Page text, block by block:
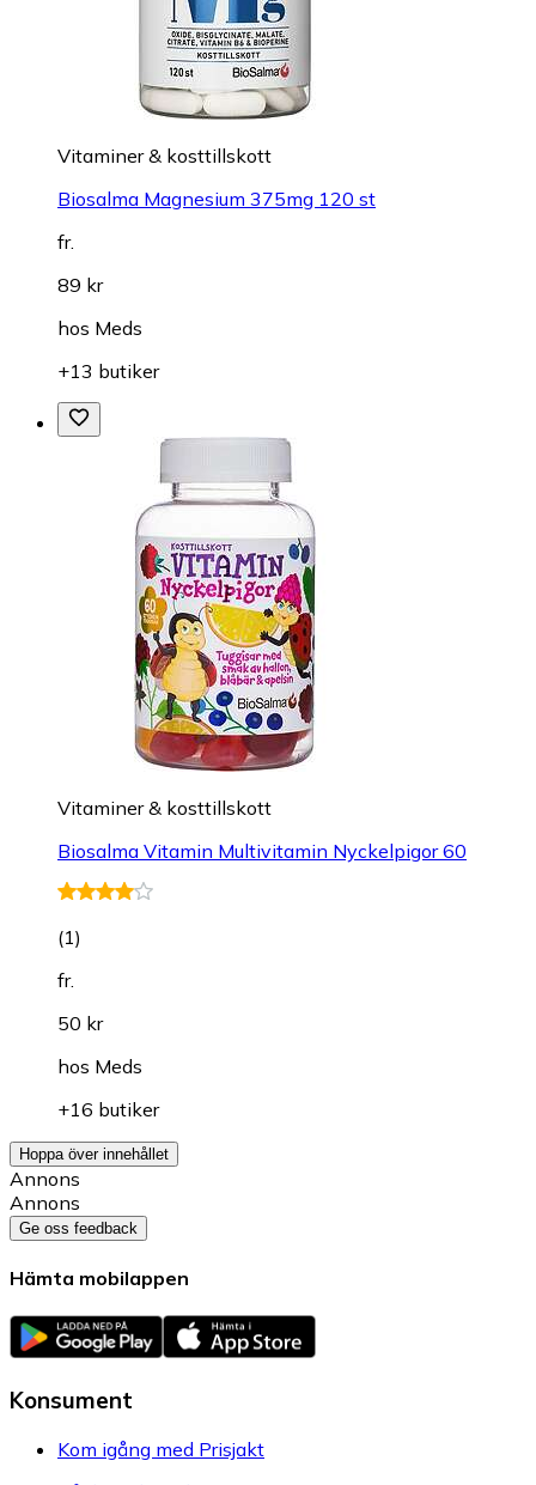
Vitaminer & kosttillskott
Biosalma Magnesium 375mg 120 st
fr.
89 kr
hos Meds
+13 butiker
Vitaminer & kosttillskott
Biosalma Vitamin Multivitamin Nyckelpigor 60
(1)
fr.
50 kr
hos Meds
+16 butiker
Hoppa över innehållet
Annons
Annons
Ge oss feedback
Hämta mobilappen
Konsument
Kom igång med Prisjakt